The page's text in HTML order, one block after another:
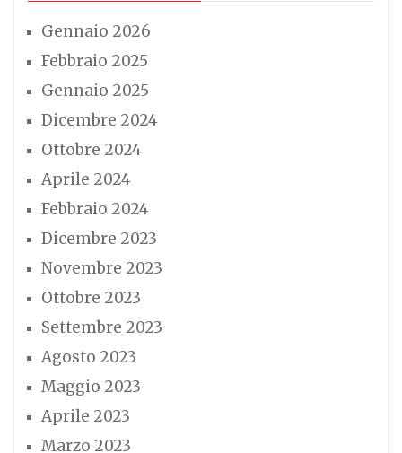
Gennaio 2026
Febbraio 2025
Gennaio 2025
Dicembre 2024
Ottobre 2024
Aprile 2024
Febbraio 2024
Dicembre 2023
Novembre 2023
Ottobre 2023
Settembre 2023
Agosto 2023
Maggio 2023
Aprile 2023
Marzo 2023